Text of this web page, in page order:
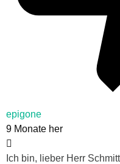
epigone
9 Monate her
Ich bin, lieber Herr